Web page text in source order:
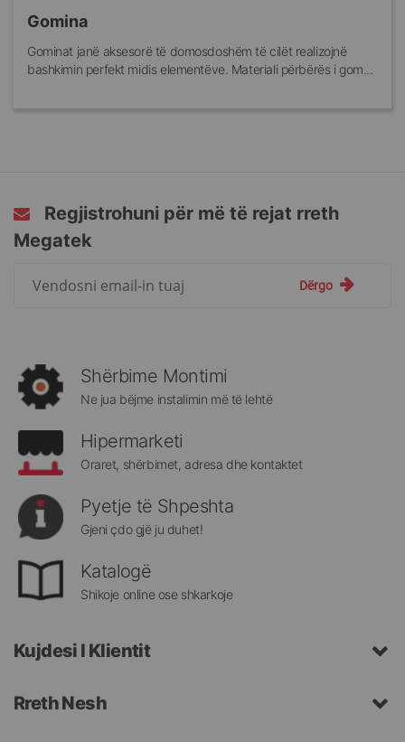
Gomina
Gominat janë aksesorë të domosdoshëm të cilët realizojnë
bashkimin perfekt midis elementëve. Materiali përbërës i gom...
Regjistrohuni për më të rejat rreth
Megatek
rreth
Megatek:
Dërgo
Shërbime Montimi
Ne jua bëjme instalimin më të lehtë
Hipermarketi
Oraret, shërbimet, adresa dhe kontaktet
Pyetje të Shpeshta
Gjeni çdo gjë ju duhet!
Katalogë
Shikoje online ose shkarkoje
Kujdesi I Klientit
Rreth Nesh